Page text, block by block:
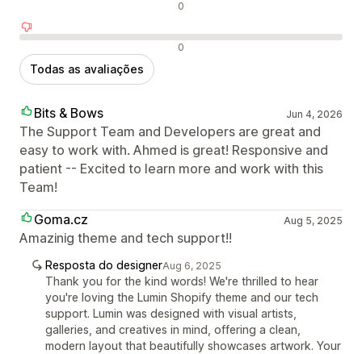
0
0
Todas as avaliações
Bits & Bows Jun 4, 2026
The Support Team and Developers are great and
easy to work with. Ahmed is great! Responsive and
patient -- Excited to learn more and work with this
Team!
Goma.cz
Aug 5, 2025
Amazinig theme and tech support!!
Resposta do designerAug 6, 2025
Thank you for the kind words! We're thrilled to hear
you're loving the Lumin Shopify theme and our tech
support. Lumin was designed with visual artists,
galleries, and creatives in mind, offering a clean,
modern layout that beautifully showcases artwork. Your